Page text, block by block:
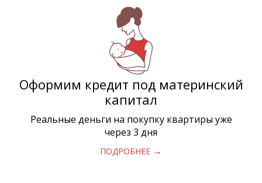
Оформим кредит под материнский
капитал
Реальные деньги на покупку квартиры уже
через 3 дня
ПОДРОБНЕЕ →